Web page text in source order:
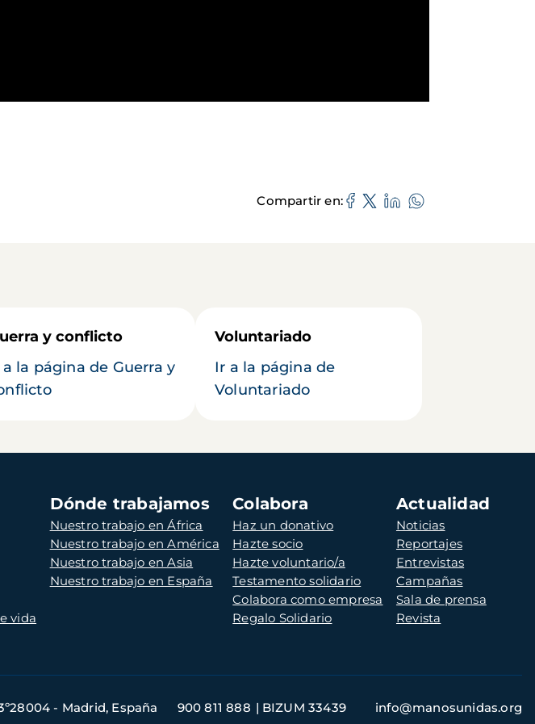
Compartir en
y conflicto
a la página de Guerra y
Voluntariado
Ir a la página de
Voluntariado
vida
Dónde trabajamos
Nuestro trabajo en África
Nuestro trabajo en América
Nuestro trabajo en Asia
Nuestro trabajo en España
Colabora
Haz un donativo
Hazte socio
Hazte voluntario/a
Testamento solidario
Colabora como empresa
Regalo Solidario
Actualidad
Noticias
Reportajes
Entrevistas
Campañas
Sala de prensa
Revista
- Madrid, España 900 811 888 BIZUM 33439 info@manosunidas.org